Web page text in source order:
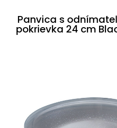
Panvica s
pokrievka 24 cm